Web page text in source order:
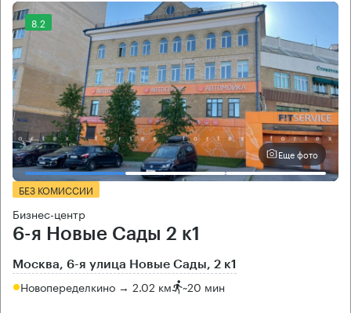
8.2
Еще фото
БЕЗ КОМИССИИ
Бизнес-центр
6-я Новые Сады 2 к1
Москва, 6-я улица Новые Сады, 2 к1
Новопеределкино → 2.02 км ~20 мин